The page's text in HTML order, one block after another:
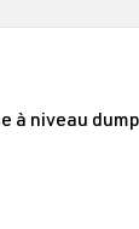
5 étoiles
à niveau